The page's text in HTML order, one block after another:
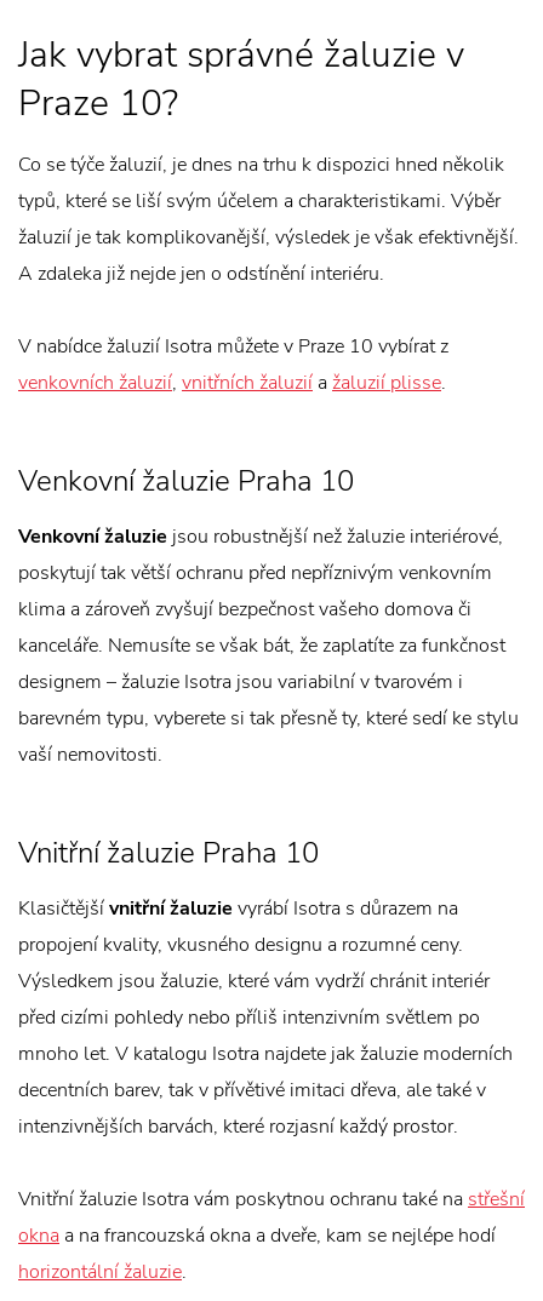
Jak vybrat správné žaluzie v
Praze 10?
Co se týče žaluzií, je dnes na trhu k dispozici hned několik
typů, které se liší svým účelem a charakteristikami. Výběr
žaluzií je tak komplikovanější, výsledek je však efektivnější.
A zdaleka již nejde jen o odstínění interiéru.
V nabídce žaluzií Isotra můžete v Praze 10 vybírat z
venkovních žaluzií, vnitřních žaluzií a žaluzií plisse.
Venkovní žaluzie Praha 10
Venkovní žaluzie jsou robustnější než žaluzie interiérové,
poskytují tak větší ochranu před nepříznivým venkovním
klima a zároveň zvyšují bezpečnost vašeho domova či
kanceláře. Nemusíte se však bát, že zaplatíte za funkčnost
designem – žaluzie Isotra jsou variabilní v tvarovém i
barevném typu, vyberete si tak přesně ty, které sedí ke stylu
vaší nemovitosti.
Vnitřní žaluzie Praha 10
Klasičtějšívnitřní žaluzie vyrábí Isotra s důrazem na
propojení kvality, vkusného designu a rozumné ceny.
Výsledkem jsou žaluzie, které vám vydrží chránit interiér
před cizími pohledy nebo příliš intenzivním světlem po
mnoho let. V katalogu Isotra najdete jak žaluzie moderních
decentních barev, tak v přívětivé imitaci dřeva, ale také v
intenzivnějších barvách, které rozjasní každý prostor.
Vnitřní žaluzie Isotra vám poskytnou ochranu také na střešní
okna a na francouzská okna a dveře, kam se nejlépe hodí
horizontální žaluzie.